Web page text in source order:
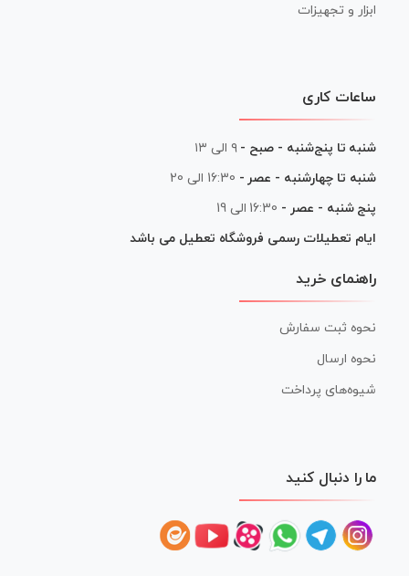
ابزار و تجهیزات
ساعات کاری
شنبه تا پنج‌شنبه - صبح - ۹ الی ۱۳
شنبه تا چهارشنبه - عصر - 16:30 الی 20
پنج شنبه - عصر - 16:30 الی 19
ایام تعطیلات رسمی فروشگاه تعطیل می باشد
راهنمای خرید
نحوه ثبت سفارش
نحوه ارسال
شیوه‌های پرداخت
ما را دنبال کنید